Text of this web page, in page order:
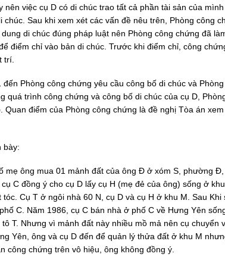
việc cụ D có di chúc trao tất cả phần tài sản của
Sau khi xem xét các vấn đề nêu trên, Phòng công
di chúc đúng pháp luật nên Phòng công chứng đã
điểm chỉ vào bản di chúc. Trước khi điểm chỉ, công
trí.
Phòng công chứng yêu cầu công bố di chúc và
quá trình công chứng và công bố di chúc của cụ D,
điểm của Phòng công chứng là đề nghị Tòa án
bày:
mẹ ông mua 01 mảnh đất của ông Đ ở xóm S, phường Đ,
C đồng ý cho cụ D lấy cụ H (mẹ đẻ của ông) sống ở khu
Cụ T ở ngôi nhà 60 N, cụ D và cụ H ở khu M. Sau Khi
C. Năm 1986, cụ C bán nhà ở phố C về Hưng Yên
T. Nhưng vì mảnh đất này nhiều mồ mả nên cụ chuyển
Yên, ông và cụ D đến để quản lý thửa đất ở khu M
công chứng trên vô hiệu, ông không đồng ý.